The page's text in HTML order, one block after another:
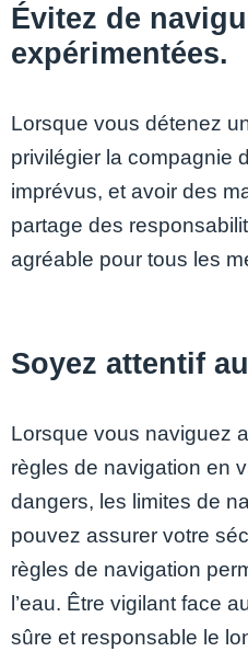
Évitez de
expérimentées.
Lorsque vous détenez
privilégier la compagnie
imprévus, et avoir des
partage des
agréable pour tous les
Soyez attentif
Lorsque vous naviguez
règles de navigation en
dangers, les limites de
pouvez assurer votre
règles de navigation
l’eau. Être vigilant face
sûre et responsable le